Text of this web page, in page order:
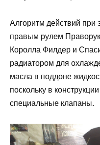
Алгоритм действий
правым рулем
Королла Филдер и
радиатором для
масла в поддоне
поскольку в
специальные клапаны.